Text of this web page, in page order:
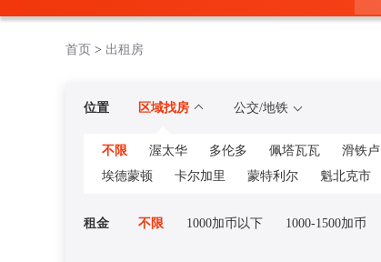
首页 > 出租房
位置 区域找房 公交/地铁
不限 渥太华 多伦多 佩塔瓦瓦 滑铁卢
埃德蒙顿
卡尔加里 蒙特利尔 魁北克市
租金 不限 1000加币以下 1000-1500加币